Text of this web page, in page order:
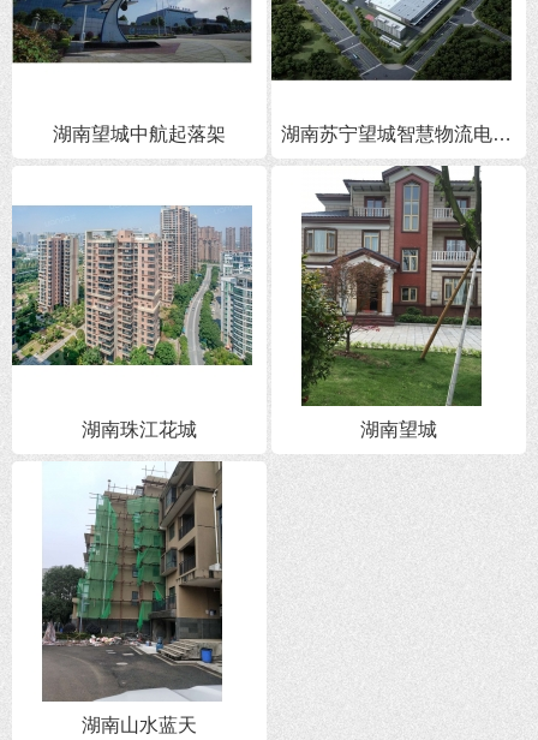
湖南望城中航起落架 湖南苏宁望城智慧物流电商产业园
湖南珠江花城 湖南望城
湖南山水蓝天